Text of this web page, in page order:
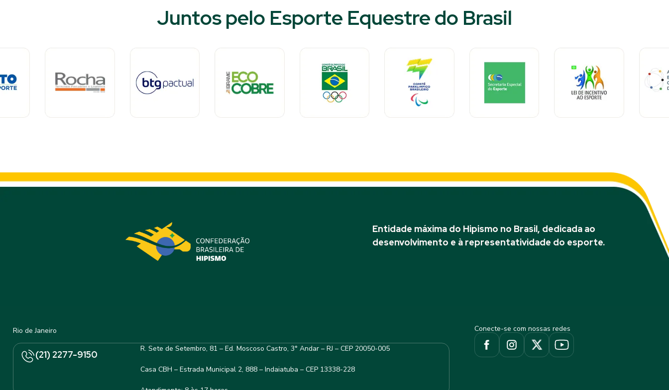
Juntos pelo Esporte Equestre do Brasil
Entidade máxima do Hipismo no Brasil, dedicada ao
desenvolvimento e à representatividade do esporte.
Rio de Janeiro
(21) 2277-9150
R. Sete de Setembro, 81 – Ed. Moscoso Castro, 3° Andar – RJ – CEP 20050-005
Casa CBH – Estrada Municipal 2, 888 – Indaiatuba – CEP 13338-228
Conecte-se com nossas redes